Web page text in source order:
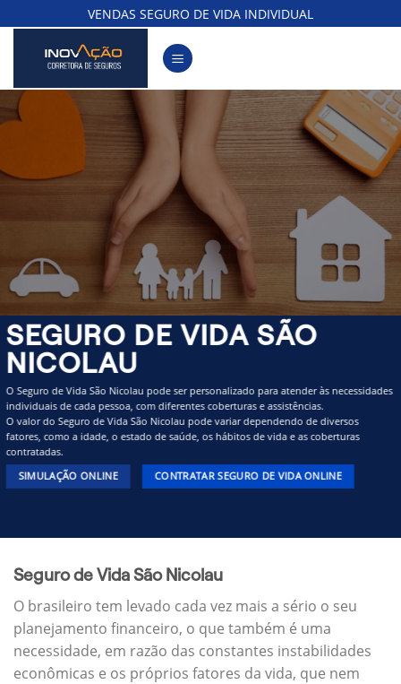
to
content
VENDAS SEGURO DE VIDA INDIVIDUAL
SEGURO DE VIDA SÃO
NICOLAU
O Seguro de Vida São Nicolau pode ser personalizado para atender às necessidades
individuais de cada pessoa, com diferentes coberturas e assistências.
O valor do Seguro de Vida São Nicolau pode variar dependendo de diversos
fatores, como a idade, o estado de saúde, os hábitos de vida e as coberturas
contratadas.
SIMULAÇÃO ONLINE CONTRATAR SEGURO DE VIDA ONLINE
Seguro de Vida São Nicolau
O brasileiro tem levado cada vez mais a sério o seu
planejamento financeiro, o que também é uma
necessidade, em razão das constantes instabilidades
econômicas e os próprios fatores da vida, que nem